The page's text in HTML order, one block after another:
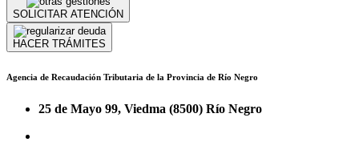
SOLICITAR ATENCIÓN
HACER TRÁMITES
Agencia de Recaudación Tributaria de la Provincia de Río Negro
25 de Mayo 99, Viedma (8500) Río Negro